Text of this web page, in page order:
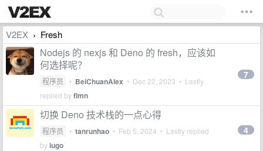
V2EX › Fresh
Nodejs 的 nexjs 和 Deno 的 fresh，应该如
何选择呢？
程序员 • BeiChuanAlex • Dec 22, 2023 • Lastly
replied byflmn
7
切换 Deno 技术栈的一点心得
程序员 • tanrunhao • Feb 5, 2024 • Lastly replied
byiugo
4